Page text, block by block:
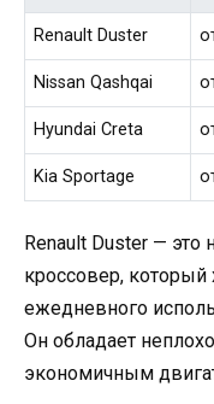
Renault Duster
Nissan Qashqai
Hyundai Creta
Kia Sportage
Renault Duster —
кроссовер,
ежедневного
Он обладает
экономичным